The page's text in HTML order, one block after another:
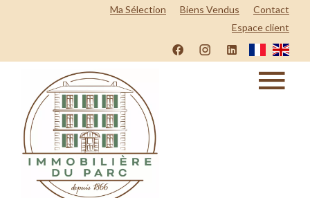
Ma Sélection Biens Vendus
Contact
Espace client